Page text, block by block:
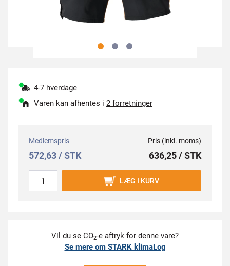
4-7 hverdage
Varen kan afhentes i 2 forretninger
Medlemspris
572,63 / STK
Pris (inkl. moms)
636,25 / STK
LÆG I KURV
Vil du se CO2-e aftryk for denne vare?
Se mere om STARK klimaLog